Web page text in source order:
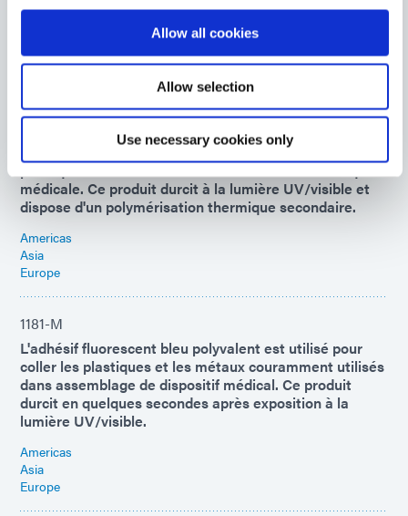
Allow all cookies
Allow selection
Use necessary cookies only
Ce revêtement médical est rouge pour une
confirmation visuelle du placement et est fluorescent.
Idéal pour l'étanchéité rapide des composants en
plastique et le revêtement conforme de l'électronique
médicale. Ce produit durcit à la lumière UV/visible et
dispose d'un polymérisation thermique secondaire.
Americas
Asia
Europe
1181-M
L'adhésif fluorescent bleu polyvalent est utilisé pour
coller les plastiques et les métaux couramment utilisés
dans assemblage de dispositif médical. Ce produit
durcit en quelques secondes après exposition à la
lumière UV/visible.
Americas
Asia
Europe